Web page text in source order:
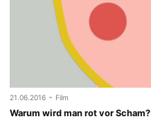
21.06.2016 - Film
Warum wird man rot vor Scham?